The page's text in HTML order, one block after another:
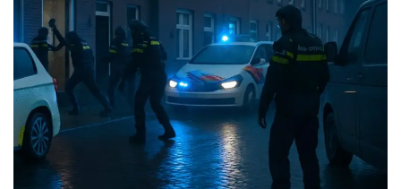
Bob Jansen nov 26, 2025
NIEUWS
Schietincident op het Rivierenplein in
’s‑Hertogenbosch: waarom uw
informatie nu het verschil kan maken